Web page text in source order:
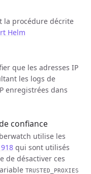
la procédure décrite
Helm
que les adresses IP
les logs de
enregistrées dans
confiance
utilise les
qui sont utilisés
de désactiver ces
TRUSTED_PROXIES